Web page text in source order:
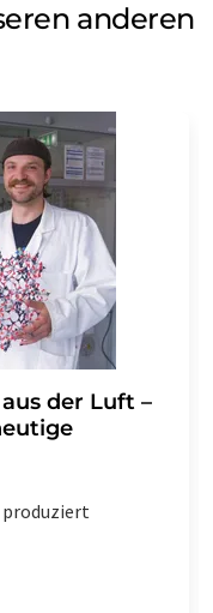
anderen
der Luft –